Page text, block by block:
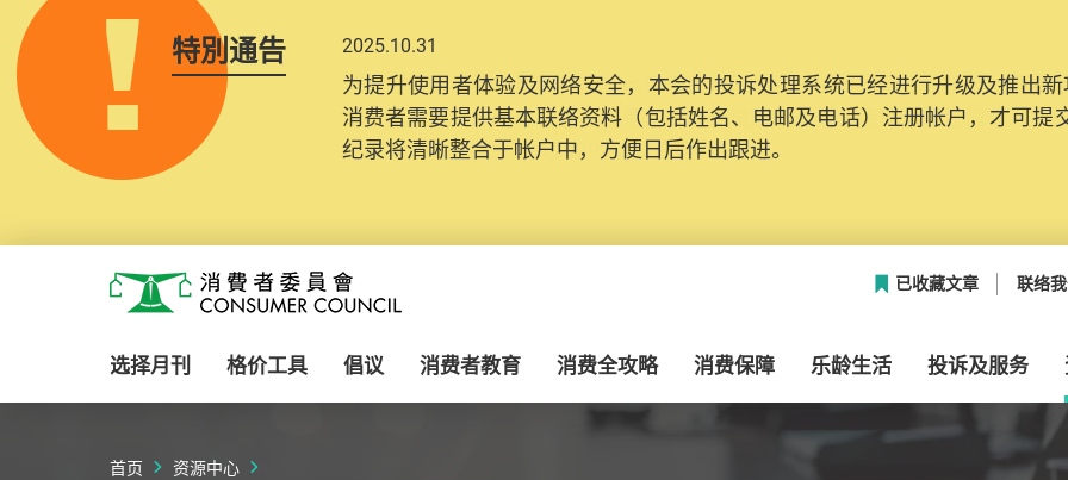
特別通告 2025.10.31
为提升使用者体验及网络安全，本会的投诉处理系统已经进行升级及推出
消费者需要提供基本联络资料（包括姓名、电邮及电话）注册帐户，才可提
纪录将清晰整合于帐户中，方便日后作出跟进。
消费者委员会
已收藏文章 联络
选择月刊 格价工具 倡议 消费者教育 消费全攻略 消费保障 乐龄生活 投诉及服务
首页 资源中心